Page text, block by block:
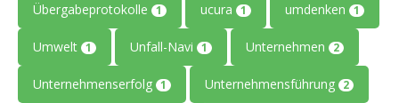
Übergabeprotokolle 1 ucura 1 umdenken 1
Umwelt 1 Unfall-Navi 1 Unternehmen 2
Unternehmenserfolg 1 Unternehmensführung 2